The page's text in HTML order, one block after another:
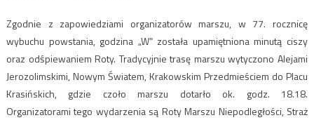
Zgodnie z zapowiedziami organizatorów marszu, w 77. rocznicę
wybuchu powstania, godzina „W” została upamiętniona minutą ciszy
oraz odśpiewaniem Roty. Tradycyjnie trasę marszu wytyczono Alejami
Jerozolimskimi, Nowym Światem, Krakowskim Przedmieściem do Placu
Krasińskich, gdzie czoło marszu dotarło ok. godz. 18.18.
Organizatorami tego wydarzenia są Roty Marszu Niepodległości, Straż